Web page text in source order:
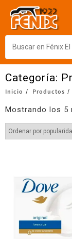
Categoría:
Inicio Productos
Mostrando los 5